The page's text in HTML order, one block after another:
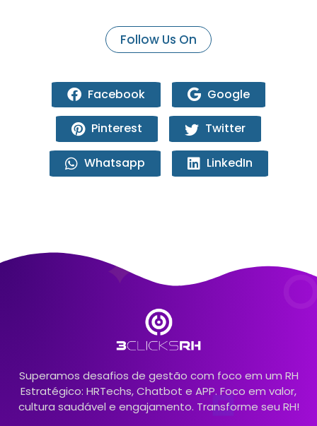
Follow Us On
Facebook Google
Pinterest Twitter
Whatsapp LinkedIn
Superamos desafios de gestão com foco em um RH
Estratégico: HRTechs, Chatbot e APP. Foco em valor,
cultura saudável e engajamento. Transforme seu RH!